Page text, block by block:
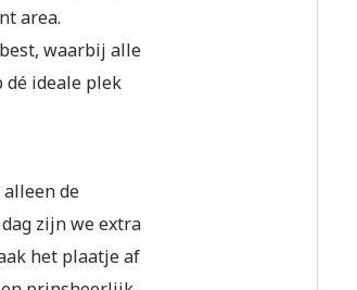
area.
waarbij alle
dé ideale plek
de
zijn we extra
het plaatje af